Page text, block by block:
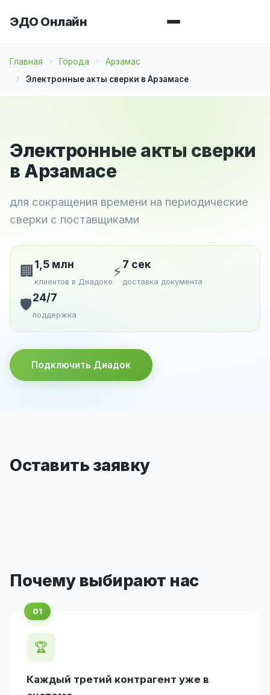
ЭДО Онлайн
Главная Города
Арзамас
Электронные акты сверки в Арзамасе
Электронные акты сверки
в Арзамасе
для сокращения времени на периодические
сверки с поставщиками
🏢 1,5 млн
клиентов в Диадоке
⚡7 сек
доставка документа
🛡️24/7
поддержка
Подключить Диадок
Оставить заявку
Почему выбирают нас
🏆
Каждый третий контрагент уже в